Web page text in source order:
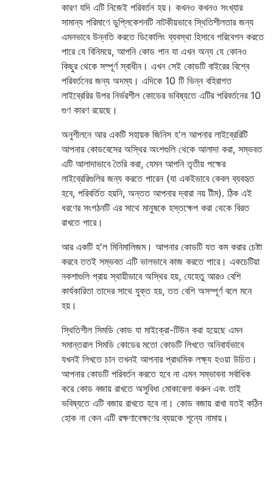
কারণ যদি এটি নিজেই পরিবর্তন হয়। কখনও কখনও সংখ্যার
সামান্য পরিমাণে ডুপ্লিকেশনটি নাটকীয়ভাবে স্থিতিশীলতার জন্য
এমনভাবে উন্নতি করতে ডিকোলিং ব্যবস্থা হিসাবে পরিবেশন করতে
পারে যে বিনিময়ে, আপনি কোড পান যা এখন অন্য যে কোনও
কিছুর থেকে সম্পূর্ণ স্বাধীন। এখন সেই কোডটি বাইরের বিশ্বে
পরিবর্তনের জন্য অদম্য। এদিকে 10 টি ভিন্ন বহিরাগত
লাইব্রেরির উপর নির্ভরশীল কোডের ভবিষ্যতে এটির পরিবর্তনের 10
গুণ কারণ রয়েছে।
অনুশীলনে আর একটি সহায়ক জিনিস হ'ল আপনার লাইব্রেরিটি
আপনার কোডবেসের অস্থির অংশগুলি থেকে আলাদা করা, সম্ভবত
এটি আলাদাভাবে তৈরি করা, যেমন আপনি তৃতীয় পক্ষের
লাইব্রেরিগুলির জন্য করতে পারেন (যা একইভাবে কেবল ব্যবহৃত
হবে, পরিবর্তিত হয়নি, অন্তত আপনার দ্বারা নয় টীম). ঠিক এই
ধরণের সংগঠনটি এর সাথে মানুষকে হস্তক্ষেপ করা থেকে বিরত
রাখতে পারে।
আর একটি হ'ল মিনিমালিজম। আপনার কোডটি যত কম করার চেষ্টা
করবে ততই সম্ভবত এটি ভালভাবে কাজ করতে পারে। একচেটিয়া
নকশাগুলি প্রায় স্থায়ীভাবে অস্থির হয়, যেহেতু আরও বেশি
কার্যকারিতা তাদের সাথে যুক্ত হয়, তত বেশি অসম্পূর্ণ বলে মনে
হয়।
স্থিতিশীল সিমডি কোড যা মাইক্রো-টিউন করা হয়েছে এমন
সমান্তরাল সিমডি কোডের মতো কোডটি লিখতে অনিবার্যভাবে
যখনই লিখতে চান তখনই আপনার প্রাথমিক লক্ষ্য হওয়া উচিত।
আপনার কোডটি পরিবর্তন করতে হবে না এমন সম্ভাবনা সর্বাধিক
করে কোড বজায় রাখতে অসুবিধা মোকাবেলা করুন এবং তাই
ভবিষ্যতে এটি বজায় রাখতে হবে না। কোড বজায় রাখা যতই কঠিন
হোক না কেন এটি রক্ষণাবেক্ষণের ব্যয়কে শূন্যে নামায়।